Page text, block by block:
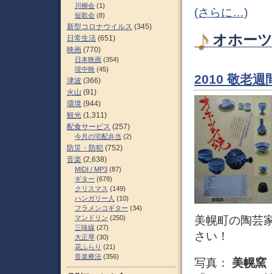
(さらに…)
オホー
2010 敬老週
美幌町の陶芸
さい！
写真： 美幌窯
川柳会 (1)
短歌会 (8)
新型コロナウイルス (345)
日常生活 (651)
映画 (770)
日本映画 (354)
現中映 (45)
津波 (366)
火山 (91)
環境 (944)
観光 (1,311)
配食サービス (257)
今月の宅配弁当 (2)
防災・防犯 (752)
音楽 (2,638)
MIDI / MP3 (87)
ギター (678)
クリスマス (149)
ハンガリー人 (10)
フラメンコギター (34)
マンドリン (250)
三味線 (27)
大正琴 (30)
花ふらり (21)
音楽療法 (356)